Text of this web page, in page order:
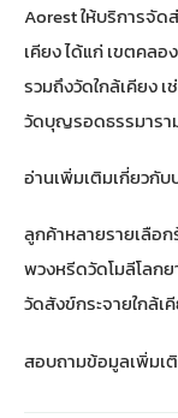
Aorest ให้บริการจั
เคียง ได้แก่ เขตคลอ
รวมถึงวัดใกล้เคียง
วัดบุญรอดธรรมารา
อ่านเพิ่มเติมเกี่ยวกับ
ลูกค้าหลายรายเลือก
พวงหรีดวัดโมลีโลกย
วัดสังข์กระจายใกล้เ
สอบถามข้อมูลเพิ่มเ